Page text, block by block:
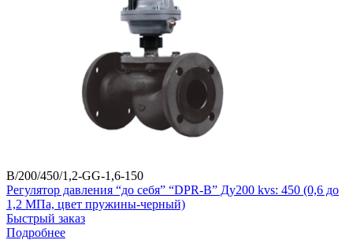
B/200/450/1,2-GG-1,6-150
Регулятор давления “до себя” “DPR-B” Ду200 kvs: 450 (0,6 до
1,2 МПа, цвет пружины-черный)
Быстрый заказ
Подробнее